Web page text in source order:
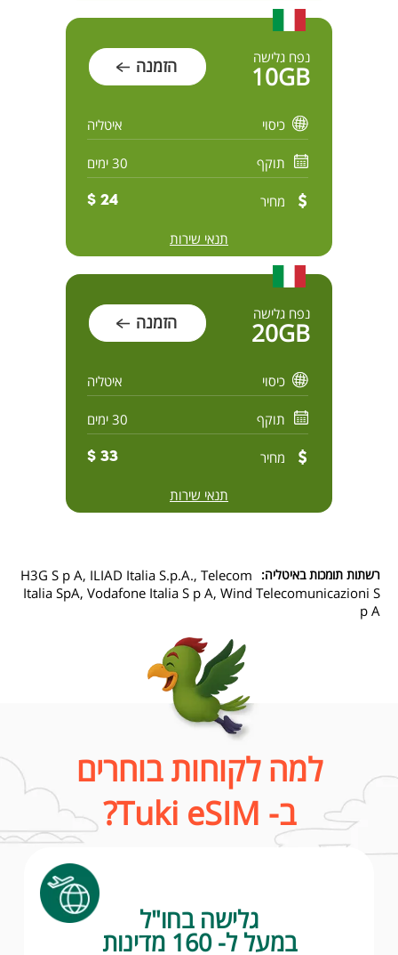
נפח גלישה
10GB הזמנה
כיסוי איטליה
תוקף 30 ימים
מחיר 24 $
תנאי שירות
נפח גלישה
20GB הזמנה
כיסוי איטליה
תוקף 30 ימים
מחיר 33 $
תנאי שירות
רשתות תומכות באיטליה:
H3G S p A, ILIAD Italia S.p.A., Telecom
Italia SpA, Vodafone Italia S p A, Wind Telecomunicazioni S
p A
למה לקוחות בוחרים
ב- Tuki eSIM?
גלישה בחו"ל
במעל ל- 160 מדינות